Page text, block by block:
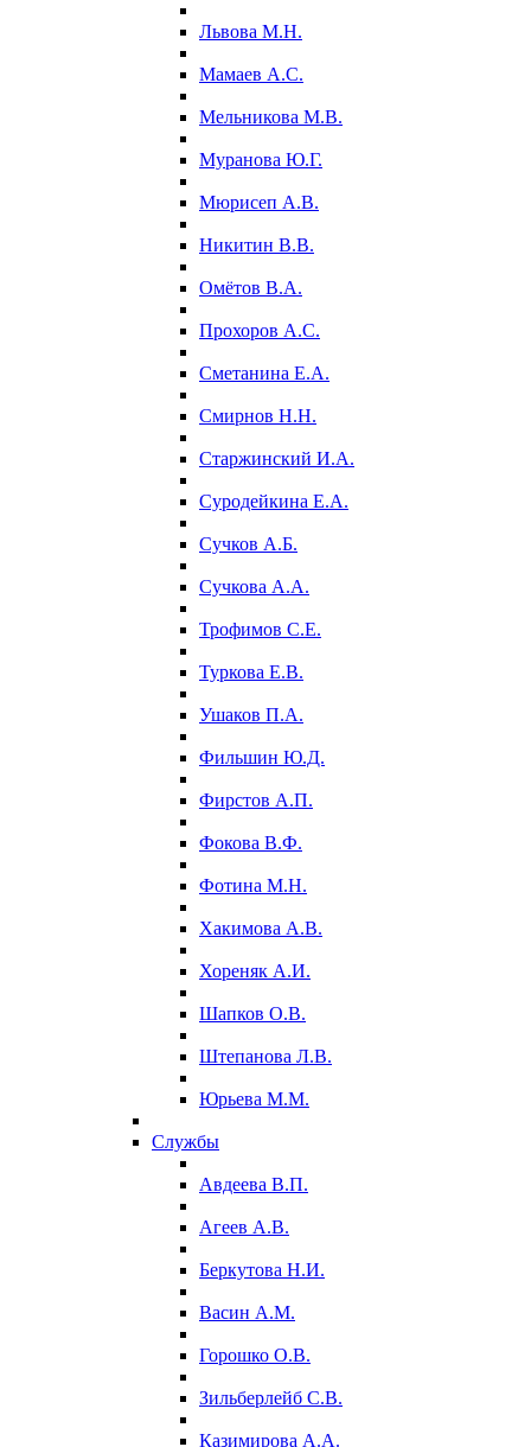
Львова М.Н.
Мамаев А.С.
Мельникова М.В.
Муранова Ю.Г.
Мюрисеп А.В.
Никитин В.В.
Омётов В.А.
Прохоров А.С.
Сметанина Е.А.
Смирнов Н.Н.
Старжинский И.А.
Суродейкина Е.А.
Сучков А.Б.
Сучкова А.А.
Трофимов С.Е.
Туркова Е.В.
Ушаков П.А.
Фильшин Ю.Д.
Фирстов А.П.
Фокова В.Ф.
Фотина М.Н.
Хакимова А.В.
Хореняк А.И.
Шапков О.В.
Штепанова Л.В.
Юрьева М.М.
Службы
Авдеева В.П.
Агеев А.В.
Беркутова Н.И.
Васин А.М.
Горошко О.В.
Зильберлейб С.В.
Казимирова А.А.